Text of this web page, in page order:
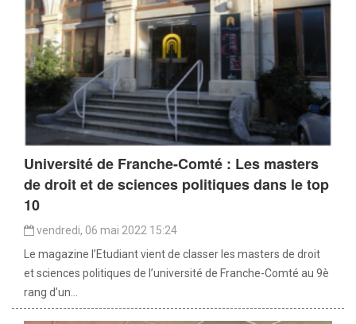
Université de Franche-Comté : Les masters
de droit et de sciences politiques dans le top
10
vendredi, 06 mai 2022 15:24
Le magazine l’Etudiant vient de classer les masters de droit
et sciences politiques de l’université de Franche-Comté au 9è
rang d’un...